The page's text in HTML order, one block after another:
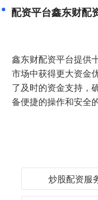
配资平台鑫东财配
鑫东财配资平台提供
市场中获得更大资金
了及时的资金支持，
备便捷的操作和安全
炒股配资服